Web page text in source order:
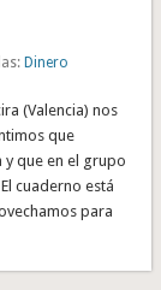
Dinero
(Valencia) nos
que
que en el grupo
cuaderno está
para